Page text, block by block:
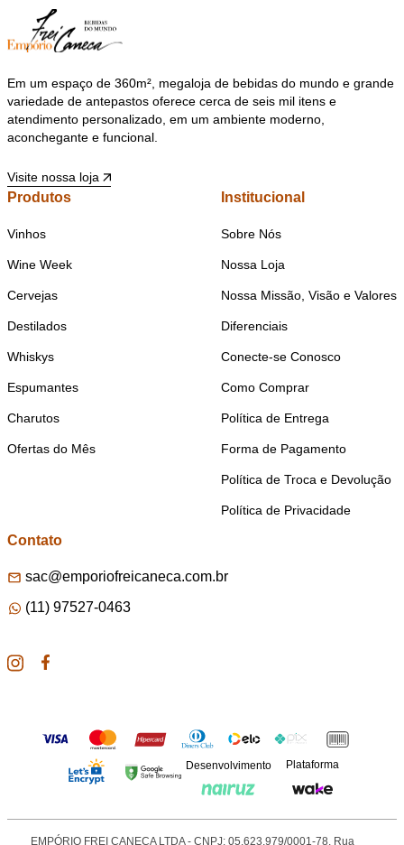
Em um espaço de 360m², megaloja de bebidas do mundo e grande
variedade de antepastos oferece cerca de seis mil itens e
atendimento personalizado, em um ambiente moderno,
aconchegante e funcional.
Visite nossa loja
Produtos
Vinhos
Wine Week
Cervejas
Destilados
Whiskys
Espumantes
Charutos
Ofertas do Mês
Institucional
Sobre Nós
Nossa Loja
Nossa Missão, Visão e Valores
Diferenciais
Conecte-se Conosco
Como Comprar
Política de Entrega
Forma de Pagamento
Política de Troca e Devolução
Política de Privacidade
Contato
sac@emporiofreicaneca.com.br
(11) 97527-0463
Desenvolvimento Plataforma
EMPÓRIO FREI CANECA LTDA - CNPJ: 05.623.979/0001-78. Rua